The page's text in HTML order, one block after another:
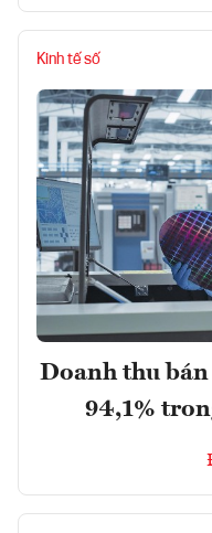
Kinh tế số
Doanh thu
94,1%